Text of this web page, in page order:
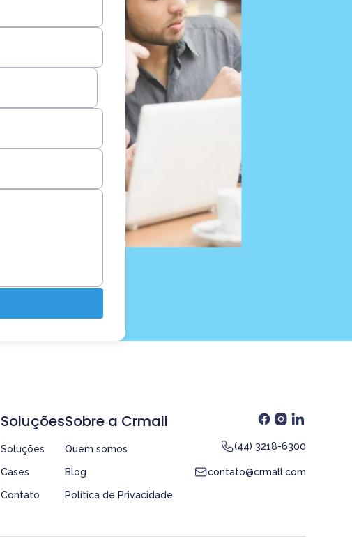
Soluções
Soluções
Cases
Contato
Sobre a Crmall
Quem somos
Blog
Política de Privacidade
(44) 3218-6300
contato@crmall.com